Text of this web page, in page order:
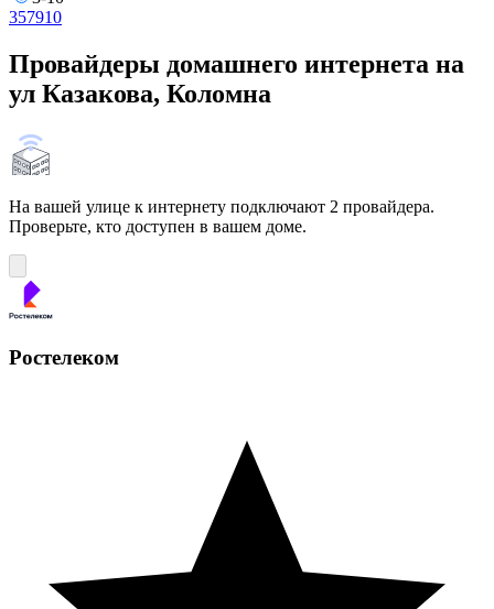
357910
Провайдеры домашнего интернета на
ул Казакова, Коломна
На вашей улице к интернету подключают 2 провайдера.
Проверьте, кто доступен в вашем доме.
Ростелеком